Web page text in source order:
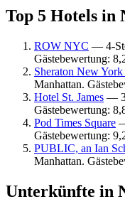
Top 5 Hotels in
ROW NYC — 4-
Gästebewertung:
Sheraton New
Manhattan.
Hotel St. James —
Gästebewertung:
Pod Times Square
Gästebewertung:
PUBLIC, an Ian
Manhattan.
Unterkünfte in